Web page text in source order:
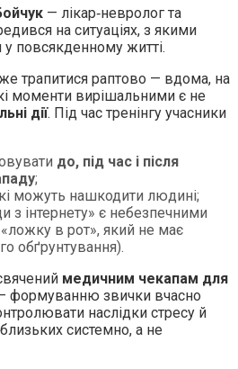
— лікар‑невролог та
на ситуаціях, з якими
повсякденному житті.
трапитися раптово — вдома, на
моменти вирішальними є не
дії. Під час тренінгу учасники
до, під час і після
;
можуть нашкодити людині;
з інтернету» є небезпечними
в рот», який не має
обґрунтування).
медичним чекапам для
формуванню звички вчасно
наслідки стресу й
системно, а не